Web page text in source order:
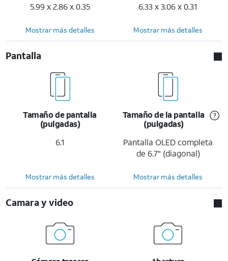
5.99 x 2.86 x 0.35
6.33 x 3.06 x 0.31
Mostrar más detalles Mostrar más detalles
Pantalla
Tamaño de pantalla
(pulgadas)
6.1
Tamaño de la pantalla
(pulgadas)
Pantalla OLED completa
de 6.7" (diagonal)
Mostrar más detalles Mostrar más detalles
Camara y video